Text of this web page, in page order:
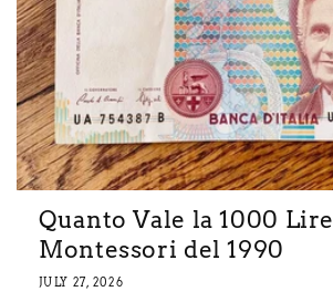
Quanto Vale la 1000 Lire
Montessori del 1990
JULY 27, 2026